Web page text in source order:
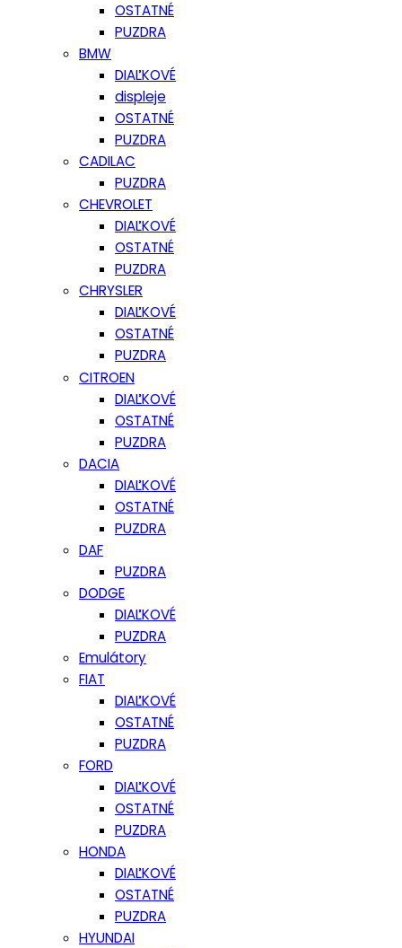
OSTATNÉ
PUZDRA
BMW
DIAĽKOVÉ
displeje
OSTATNÉ
PUZDRA
CADILAC
PUZDRA
CHEVROLET
DIAĽKOVÉ
OSTATNÉ
PUZDRA
CHRYSLER
DIAĽKOVÉ
OSTATNÉ
PUZDRA
CITROEN
DIAĽKOVÉ
OSTATNÉ
PUZDRA
DACIA
DIAĽKOVÉ
OSTATNÉ
PUZDRA
DAF
PUZDRA
DODGE
DIAĽKOVÉ
PUZDRA
Emulátory
FIAT
DIAĽKOVÉ
OSTATNÉ
PUZDRA
FORD
DIAĽKOVÉ
OSTATNÉ
PUZDRA
HONDA
DIAĽKOVÉ
OSTATNÉ
PUZDRA
HYUNDAI